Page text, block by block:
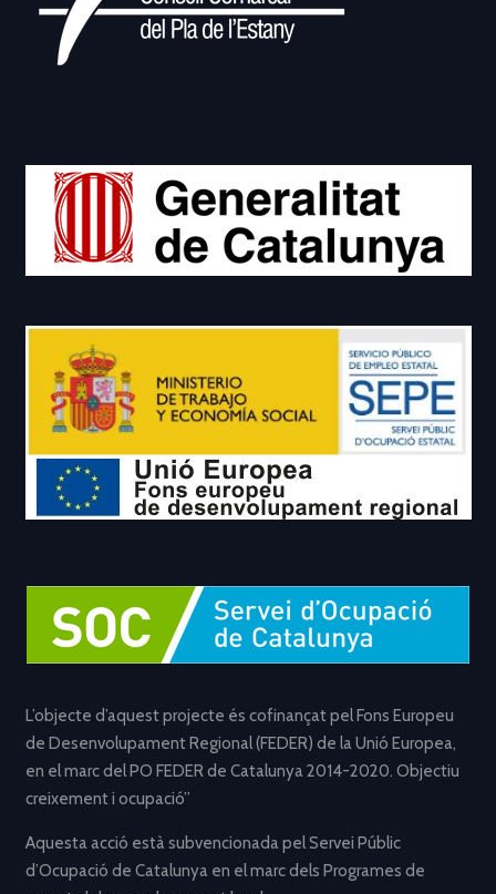
L’objecte d’aquest projecte és cofinançat pel Fons Europeu
de Desenvolupament Regional (FEDER) de la Unió Europea,
en el marc del PO FEDER de Catalunya 2014-2020. Objectiu
creixement i ocupació”
Aquesta acció està subvencionada pel Servei Públic
d’Ocupació de Catalunya en el marc dels Programes de